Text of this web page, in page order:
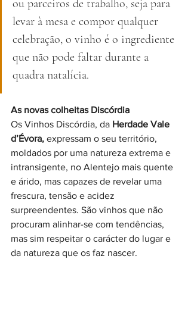
ou parceiros de trabalho, seja para
levar à mesa e compor qualquer
celebração, o vinho é o ingrediente
que não pode faltar durante a
quadra natalícia.
As novas colheitas Discórdia
Os Vinhos Discórdia, da Herdade Vale
d’Évora, expressam o seu território,
moldados por uma natureza extrema e
intransigente, no Alentejo mais quente
e árido, mas capazes de revelar uma
frescura, tensão e acidez
surpreendentes. São vinhos que não
procuram alinhar-se com tendências,
mas sim respeitar o carácter do lugar e
da natureza que os faz nascer.